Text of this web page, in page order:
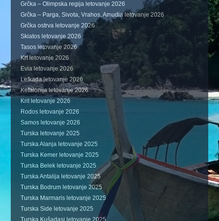
Grčka – Olimpska regija letovanje 2026
Grčka – Parga, Sivota, Vrahos, Amudia letovanje 2026
Grčka ostrva letovanje 2026
Skiatos letovanje 2026
Tasos letovanje 2026
Krf letovanje 2026
Evia letovanje 2026
Lefkada letovanje 2026
Kefalonija letovanje 2026
Krit letovanje 2026
Rodos letovanje 2026
Samos letovanje 2026
Turska letovanje 2025
Turska Alanja letovanje 2025
Turska Kemer letovanje 2025
Turska Belek letovanje 2025
Turska Antalija letovanje 2025
Turska Bodrum letovanje 2025
Turska Marmaris letovanje 2025
Turska Side letovanje 2025
Turska Kušadasi letovanje 2025